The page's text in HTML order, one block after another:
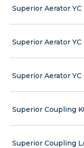
Superior Aerator YC
Superior Aerator YC
Superior Aerator YC
Superior Coupling
Superior Coupling